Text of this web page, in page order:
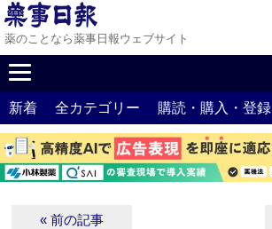
薬のことなら薬事日報ウェブサイト
新着 全カテゴリー 購読・購入・登録
« 前の記事